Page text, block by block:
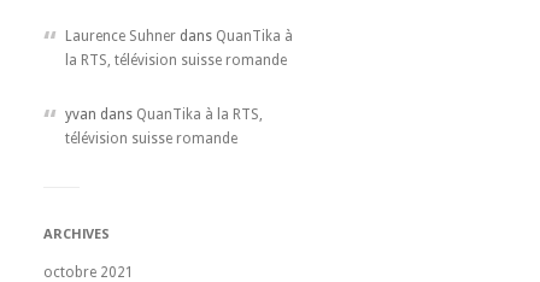
Laurence Suhner dans QuanTika à
la RTS, télévision suisse romande
yvan dans QuanTika à la RTS,
télévision suisse romande
ARCHIVES
octobre 2021